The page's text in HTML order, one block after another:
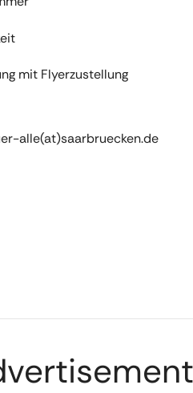
mit Flyerzustellung
alle(at)saarbruecken.de